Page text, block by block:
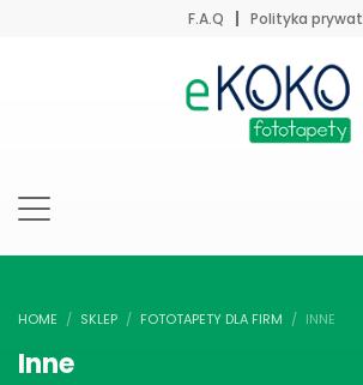
F.A.Q Polityka
HOME SKLEP FOTOTAPETY DLA FIRM INNE
Inne